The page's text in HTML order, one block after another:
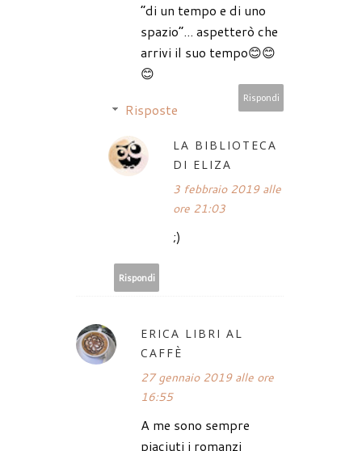
“di un tempo e di uno
spazio”... aspetterò che
arrivi il suo tempo😊😊
😊
Rispondi
Risposte
LA BIBLIOTECA
DI ELIZA
3 febbraio 2019 alle
ore 21:03
;)
Rispondi
ERICA LIBRI AL
CAFFÈ
27 gennaio 2019 alle ore
16:55
A me sono sempre
piaciuti i romanzi